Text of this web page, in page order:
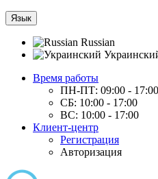
Язык
Russian
Время работы
ПН-ПТ: 09:00 - 17:00
СБ: 10:00 - 17:00
ВС: 10:00 - 17:00
Клиент-центр
Регистрация
Авторизация